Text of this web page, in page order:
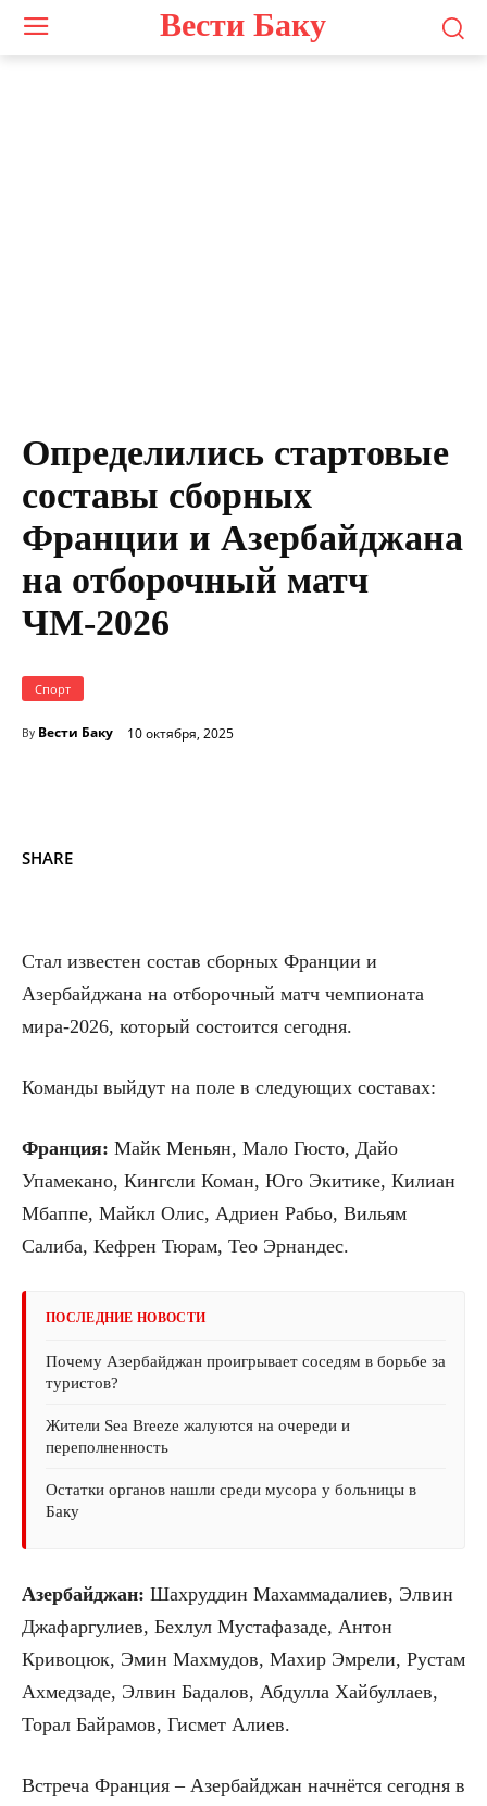
Вести Баку
Определились стартовые
составы сборных
Франции и Азербайджана
на отборочный матч
ЧМ-2026
Спорт
By Вести Баку 10 октября, 2025
SHARE
Стал известен состав сборных Франции и
Азербайджана на отборочный матч чемпионата
мира-2026, который состоится сегодня.
Команды выйдут на поле в следующих составах:
Франция: Майк Меньян, Мало Гюсто, Дайо
Упамекано, Кингсли Коман, Юго Экитике, Килиан
Мбаппе, Майкл Олис, Адриен Рабьо, Вильям
Салиба, Кефрен Тюрам, Тео Эрнандес.
ПОСЛЕДНИЕ НОВОСТИ
Почему Азербайджан проигрывает соседям в борьбе за
туристов?
Жители Sea Breeze жалуются на очереди и
переполненность
Остатки органов нашли среди мусора у больницы в
Баку
Азербайджан: Шахруддин Махаммадалиев, Элвин
Джафаргулиев, Бехлул Мустафазаде, Антон
Кривоцюк, Эмин Махмудов, Махир Эмрели, Рустам
Ахмедзаде, Элвин Бадалов, Абдулла Хайбуллаев,
Торал Байрамов, Гисмет Алиев.
Встреча Франция – Азербайджан начнётся сегодня в